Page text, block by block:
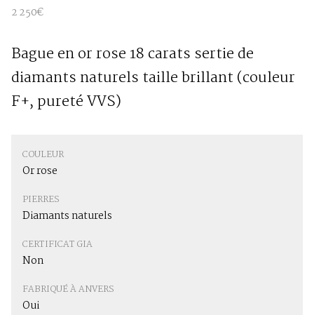
2 250€
Bague en or rose 18 carats sertie de
diamants naturels taille brillant (couleur
F+, pureté VVS)
COULEUR
Or rose
PIERRES
Diamants naturels
CERTIFICAT GIA
Non
FABRIQUÉ À ANVERS
Oui